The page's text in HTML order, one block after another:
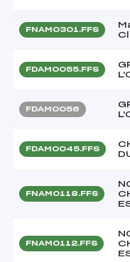
FNAM0301.FFS
FDAM0055.FFS
FDAM0056
FDAM0045.FFS
FNAM0118.FFS
FNAM0112.FFS